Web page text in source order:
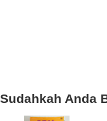
Sudahkah Anda